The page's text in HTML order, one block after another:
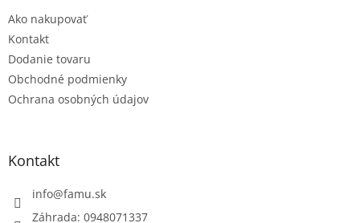
Ako nakupovať
Kontakt
Dodanie tovaru
Obchodné podmienky
Ochrana osobných údajov
Kontakt
info@famu.sk
Záhrada: 0948071337